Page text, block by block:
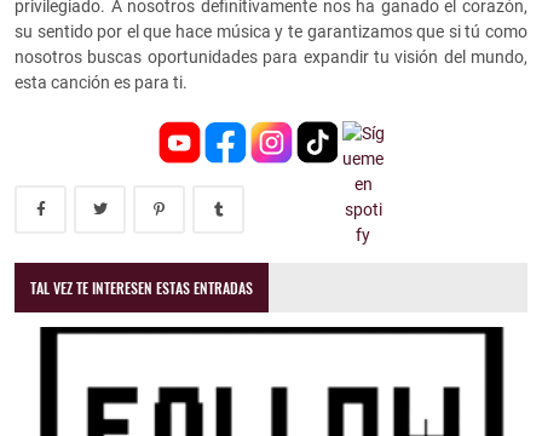
privilegiado. A nosotros definitivamente nos ha ganado el corazón,
su sentido por el que hace música y te garantizamos que si tú como
nosotros buscas oportunidades para expandir tu visión del mundo,
esta canción es para ti.
TAL VEZ TE INTERESEN ESTAS ENTRADAS